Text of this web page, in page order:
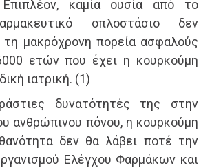
καμία ουσία από το
οπλοστάσιο δεν
τη μακρόχρονη πορεία ασφαλούς
ετών που έχει η κουρκούμη
ιατρική. (1)
δυνατότητές της στην
ανθρώπινου πόνου, η κουρκούμη
δεν θα λάβει ποτέ την
Ελέγχου Φαρμάκων και